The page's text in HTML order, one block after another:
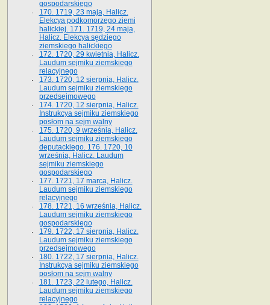
gospodarskiego
170. 1719, 23 maja, Halicz.
Elekcya podkomorzego ziemi
halickiej. 171. 1719, 24 maja,
Halicz. Elekcya sędziego
ziemskiego halickiego
172. 1720, 29 kwietnia, Halicz.
Laudum sejmiku ziemskiego
relacyjnego
173. 1720, 12 sierpnia, Halicz.
Laudum sejmiku ziemskiego
przedsejmowego
174. 1720, 12 sierpnia, Halicz.
Instrukcya sejmiku ziemskiego
posłom na sejm walny
175. 1720, 9 września, Halicz.
Laudum sejmiku ziemskiego
deputackiego. 176. 1720, 10
września, Halicz. Laudum
sejmiku ziemskiego
gospodarskiego
177. 1721, 17 marca, Halicz.
Laudum sejmiku ziemskiego
relacyjnego
178. 1721, 16 września, Halicz.
Laudum sejmiku ziemskiego
gospodarskiego
179. 1722, 17 sierpnia, Halicz.
Laudum sejmiku ziemskiego
przedsejmowego
180. 1722, 17 sierpnia, Halicz.
Instrukcya sejmiku ziemskiego
posłom na sejm walny
181. 1723, 22 lutego, Halicz.
Laudum sejmiku ziemskiego
relacyjnego